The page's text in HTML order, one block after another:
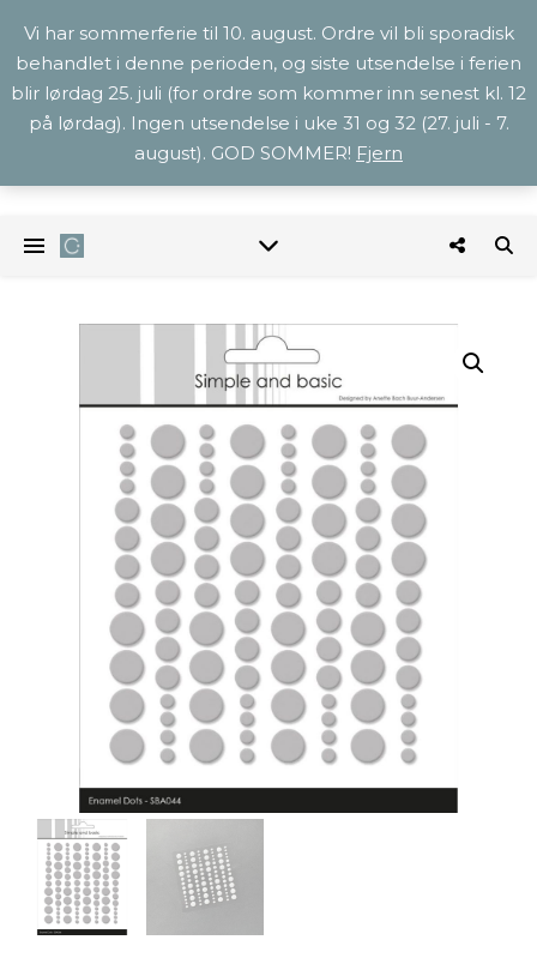
Vi har sommerferie til 10. august. Ordre vil bli sporadisk
behandlet i denne perioden, og siste utsendelse i ferien
blir lørdag 25. juli (for ordre som kommer inn senest kl. 12
på lørdag). Ingen utsendelse i uke 31 og 32 (27. juli - 7.
august). GOD SOMMER! Fjern